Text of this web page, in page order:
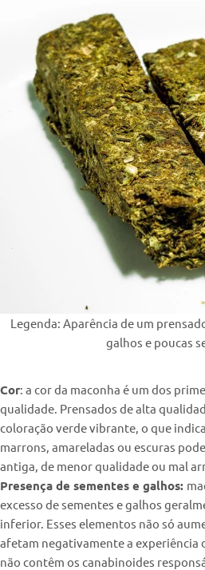
Legenda: Aparência de um
galhos e poucas
Cor: a cor da maconha é um dos
qualidade. Prensados de alta
coloração verde vibrante, o que
marrons, amareladas ou escuras
antiga, de menor qualidade ou mal
Presença de sementes e galhos:
excesso de sementes e galhos
inferior. Esses elementos não só
afetam negativamente a experiência
não contêm os canabinoides